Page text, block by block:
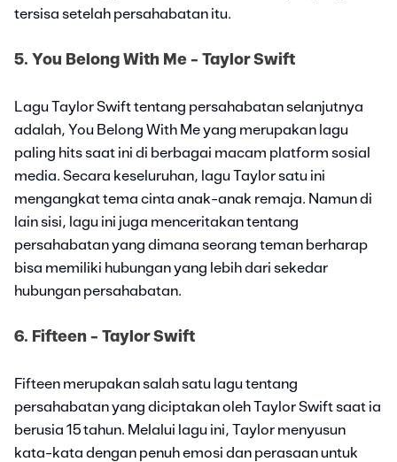
tersisa setelah persahabatan itu.
5. You Belong With Me - Taylor Swift
Lagu Taylor Swift tentang persahabatan selanjutnya
adalah, You Belong With Me yang merupakan lagu
paling hits saat ini di berbagai macam platform sosial
media. Secara keseluruhan, lagu Taylor satu ini
mengangkat tema cinta anak-anak remaja. Namun di
lain sisi, lagu ini juga menceritakan tentang
persahabatan yang dimana seorang teman berharap
bisa memiliki hubungan yang lebih dari sekedar
hubungan persahabatan.
6. Fifteen - Taylor Swift
Fifteen merupakan salah satu lagu tentang
persahabatan yang diciptakan oleh Taylor Swift saat ia
berusia 15 tahun. Melalui lagu ini, Taylor menyusun
kata-kata dengan penuh emosi dan perasaan untuk